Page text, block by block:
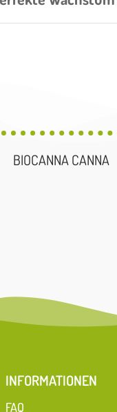
BIOCANNA CANNA
INFORMATIONEN
FAQ